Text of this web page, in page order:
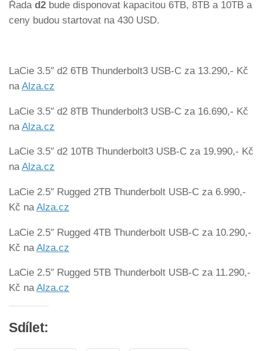
Řada d2 bude disponovat kapacitou 6TB, 8TB a 10TB a
ceny budou startovat na 430 USD.
LaCie 3.5″ d2 6TB Thunderbolt3 USB-C za 13.290,- Kč
naAlza.cz
LaCie 3.5″ d2 8TB Thunderbolt3 USB-C za 16.690,- Kč
na Alza.cz
LaCie 3.5″ d2 10TB Thunderbolt3 USB-C za 19.990,- Kč
naAlza.cz
LaCie 2.5″ Rugged 2TB Thunderbolt USB-C za 6.990,-
Kč naAlza.cz
LaCie 2.5″ Rugged 4TB Thunderbolt USB-C za 10.290,-
Kč na Alza.cz
LaCie 2.5″ Rugged 5TB Thunderbolt USB-C za 11.290,-
Kč naAlza.cz
Sdílet: